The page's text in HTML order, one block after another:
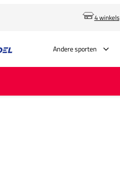
4 winkels
Andere sporten